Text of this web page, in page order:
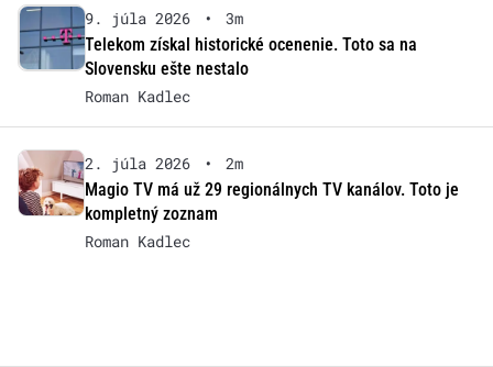
9. júla 2026 •
3m
Telekom získal historické ocenenie. Toto sa na
Slovensku ešte nestalo
Roman Kadlec
2. júla 2026 •
2m
Magio TV má už 29 regionálnych TV kanálov. Toto je
kompletný zoznam
Roman Kadlec